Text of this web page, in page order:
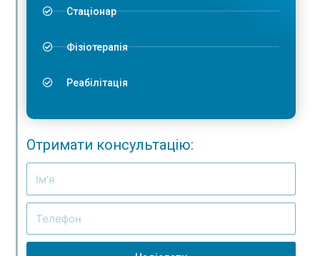
Стаціонар
Фізіотерапія
Реабілітація
Отримати консультацію: